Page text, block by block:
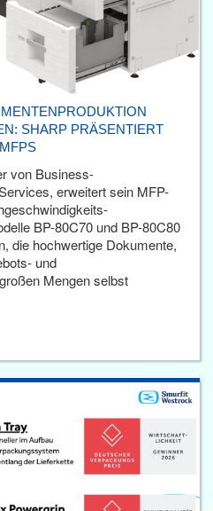
SHARP PRÄSENTIERT
von Business-
erweitert sein MFP-
BP-80C70 und BP-80C80
die hochwertige Dokumente,
und
Mengen selbst